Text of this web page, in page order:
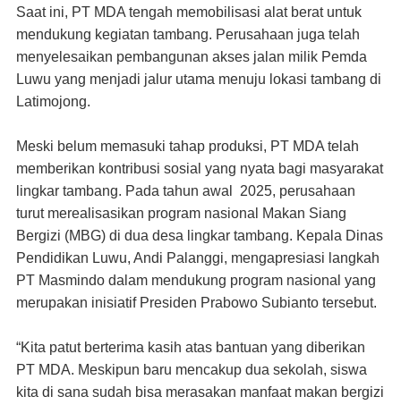
Saat ini, PT MDA tengah memobilisasi alat berat untuk
mendukung kegiatan tambang. Perusahaan juga telah
menyelesaikan pembangunan akses jalan milik Pemda
Luwu yang menjadi jalur utama menuju lokasi tambang di
Latimojong.
Meski belum memasuki tahap produksi, PT MDA telah
memberikan kontribusi sosial yang nyata bagi masyarakat
lingkar tambang. Pada tahun awal 2025, perusahaan
turut merealisasikan program nasional Makan Siang
Bergizi (MBG) di dua desa lingkar tambang. Kepala Dinas
Pendidikan Luwu, Andi Palanggi, mengapresiasi langkah
PT Masmindo dalam mendukung program nasional yang
merupakan inisiatif Presiden Prabowo Subianto tersebut.
“Kita patut berterima kasih atas bantuan yang diberikan
PT MDA. Meskipun baru mencakup dua sekolah, siswa
kita di sana sudah bisa merasakan manfaat makan bergizi